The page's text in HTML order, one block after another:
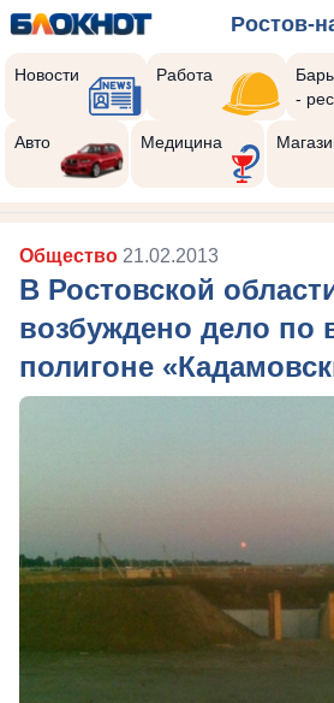
Ростов-
Новости Работа
-
Авто Медицина
Общество 21.02.2013
В Ростовской
возбуждено дело по
полигоне